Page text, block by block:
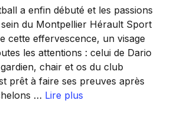
a enfin débuté et les passions
sein du Montpellier Hérault Sport
cette effervescence, un visage
les attentions : celui de Dario
chair et os du club
prêt à faire ses preuves après
… Lire plus